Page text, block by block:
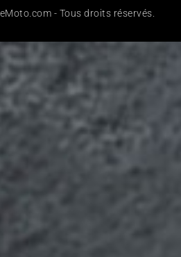
- Tous droits réservés.